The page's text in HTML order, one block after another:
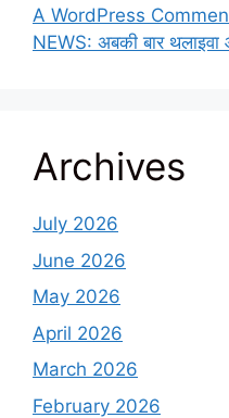
A WordPress
NEWS: अबकी बार
Archives
July 2026
June 2026
May 2026
April 2026
March 2026
February 2026